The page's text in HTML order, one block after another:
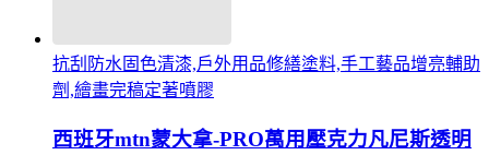
抗刮防水固色清漆,戶外用品修繕塗料,手工藝品增亮輔助
劑,繪畫完稿定著噴膠
西班牙mtn蒙大拿-PRO萬用壓克力凡尼斯透明